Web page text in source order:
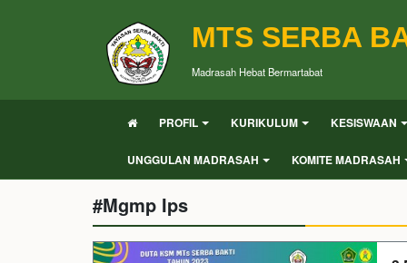
MTS SERBA
Madrasah Hebat Bermartabat
PROFIL KURIKULUM KESISWAAN
UNGGULAN MADRASAH KOMITE MADRASAH
#Mgmp Ips